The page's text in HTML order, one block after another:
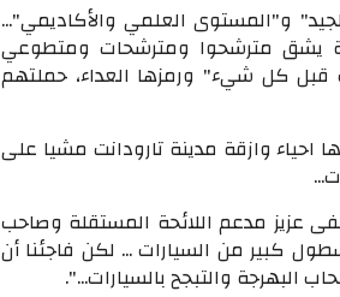
الجيد" و"المستوى العلمي والأكاديمي"...
يشق مترشحوا ومترشحات ومتطوعي
قبل كل شيء" ورمزها العداء، حملتهم
احياء وازقة مدينة تارودانت مشيا على
عزيز مدعم اللائحة المستقلة وصاحب
كبير من السيارات ... لكن فاجئنا أن
البهرجة والتبجح بالسيارات...".